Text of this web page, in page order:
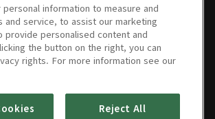
PREMIUM
21회
PREMIUM
22회
PREMIUM
23회 24회
information to measure and
and service, to assist our marketing
provide personalised content and
the button on the right, you can
rights. For more information see our
Reject All